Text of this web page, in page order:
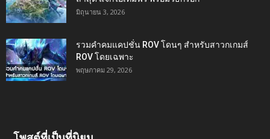
มิถุนายน 3, 2026
รวมคำคมแคปชั่น ROV โดนๆ สำหรับสาวกเกมส์
ROV โดยเฉพาะ
พฤษภาคม 29, 2026